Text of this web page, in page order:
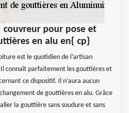
couvreur pour pose et
en alu en{ cp}
est le quotidien de l’artisan
Il connaît parfaitement les gouttières et
ce dispositif. Il n’aura aucun
de gouttières en alu. Grâce
la gouttière sans soudure et sans